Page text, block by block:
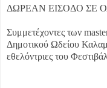
ΔΩΡΕΑΝ ΕΙΣΟΔΟ ΣΕ
Συμμετέχοντες των
Δημοτικού Ωδείου
εθελόντριες του